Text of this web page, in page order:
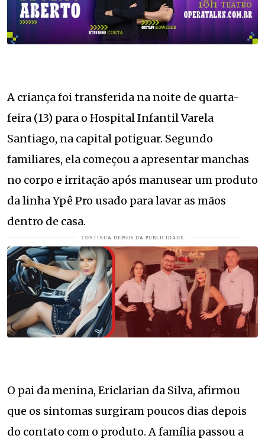
A criança foi transferida na noite de quarta-
feira (13) para o Hospital Infantil Varela
Santiago, na capital potiguar. Segundo
familiares, ela começou a apresentar manchas
no corpo e irritação após manusear um produto
da linha Ypê Pro usado para lavar as mãos
dentro de casa.
O pai da menina, Ericlarian da Silva, afirmou
que os sintomas surgiram poucos dias depois
do contato com o produto. A família passou a